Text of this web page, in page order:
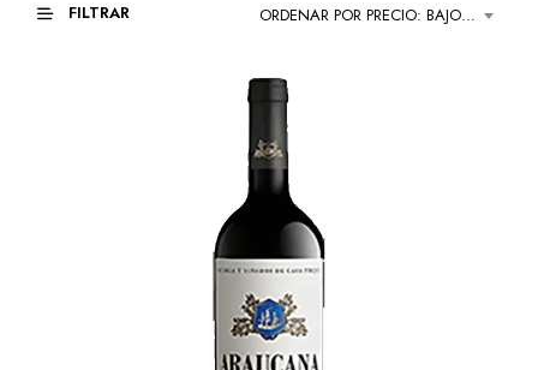
FILTRAR ORDENAR POR PRECIO: BAJO A ALTO